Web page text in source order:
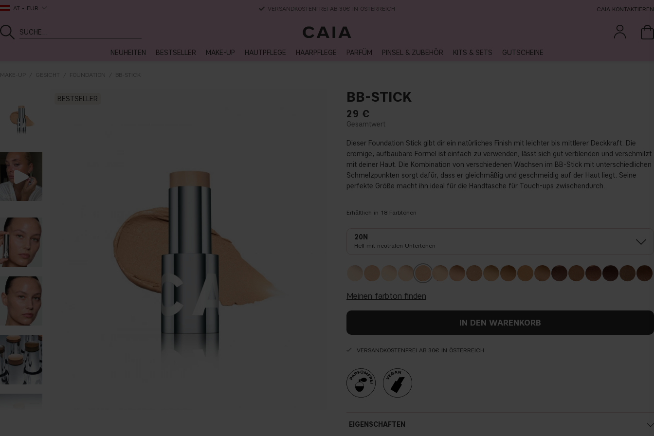
AT EUR LIEFERUNG NACH HAUSE, LIEFERZEIT 2-4 WERKTAGE CAIA KONTAKTIEREN
NEUHEITEN BESTSELLER MAKE-UP HAUTPFLEGE HAARPFLEGE PARFÜM PINSEL & ZUBEHÖR KITS & SETS GUTSCHEINE
MAKE-UP GESICHT FOUNDATION BB-STICK
BESTSELLER BB-STICK
29 €
Dieser Foundation Stick gibt dir ein natürliches Finish mit leichter bis mittlerer Deckkraft. Die
cremige, aufbaubare Formel ist einfach zu verwenden, lässt sich gut verblenden und verschmilzt
mit deiner Haut. Die Kombination von verschiedenen Wachsen im BB-Stick mit unterschiedlichen
Schmelzpunkten sorgt dafür, dass er gleichmäßig und geschmeidig auf der Haut liegt. Seine
perfekte Größe macht ihn ideal für die Handtasche für Touch-ups zwischendurch.
Erhältlich in 18 Farbtönen
20N
Hell mit neutralen Untertönen
meinen farbton finden
IN DEN WARENKORB
VERSANDKOSTENFREI AB 30€ IN ÖSTERREICH
EIGENSCHAFTEN